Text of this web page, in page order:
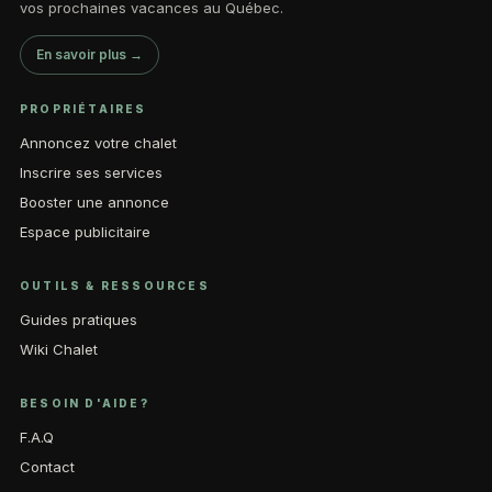
vos prochaines vacances au Québec.
En savoir plus →
PROPRIÉTAIRES
Annoncez votre chalet
Inscrire ses services
Booster une annonce
Espace publicitaire
OUTILS & RESSOURCES
Guides pratiques
Wiki Chalet
BESOIN D'AIDE?
F.A.Q
Contact